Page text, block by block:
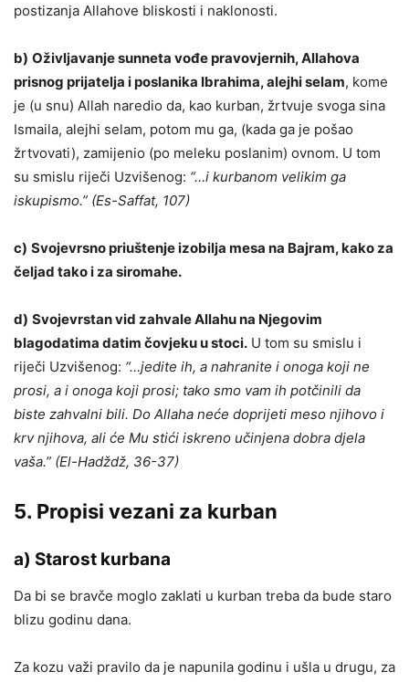
postizanja Allahove bliskosti i naklonosti.
b) Oživljavanje sunneta vođe pravovjernih, Allahova
prisnog prijatelja i poslanika Ibrahima, alejhi selam, kome
je (u snu) Allah naredio da, kao kurban, žrtvuje svoga sina
Ismaila, alejhi selam, potom mu ga, (kada ga je pošao
žrtvovati), zamijenio (po meleku poslanim) ovnom. U tom
su smislu riječi Uzvišenog: “…i kurbanom velikim ga
iskupismo.” (Es-Saffat, 107)
c) Svojevrsno priuštenje izobilja mesa na Bajram, kako za
čeljad tako i za siromahe.
d) Svojevrstan vid zahvale Allahu na Njegovim
blagodatima datim čovjeku u stoci. U tom su smislu i
riječi Uzvišenog: “…jedite ih, a nahranite i onoga koji ne
prosi, a i onoga koji prosi; tako smo vam ih potčinili da
biste zahvalni bili. Do Allaha neće doprijeti meso njihovo i
krv njihova, ali će Mu stići iskreno učinjena dobra djela
vaša.” (El-Hadždž, 36-37)
5. Propisi vezani za kurban
a) Starost kurbana
Da bi se bravče moglo zaklati u kurban treba da bude staro
blizu godinu dana.
Za kozu važi pravilo da je napunila godinu i ušla u drugu, za